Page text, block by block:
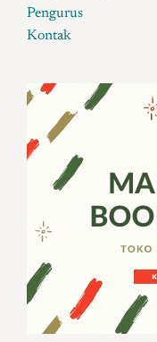
Pengurus
Kontak